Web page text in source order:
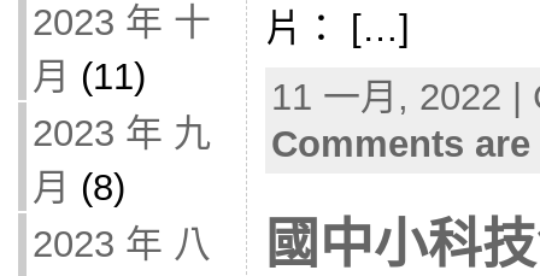
2023 年 十
月 (11)
2023 年 九
月 (8)
2023 年 八
片： […]
11 一月, 2022
Comments
國中小科